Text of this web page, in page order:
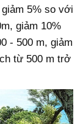
5% so với
giảm 10%
- 500 m, giảm
từ 500 m trở